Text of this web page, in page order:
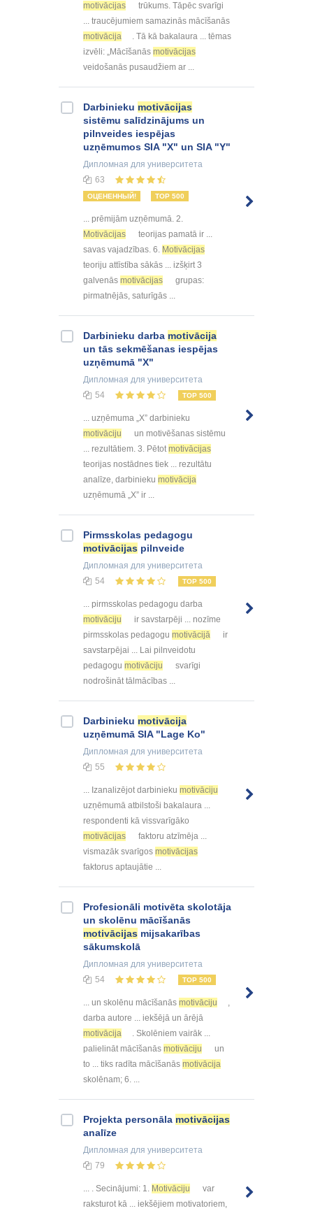
motivācijas
trūkums. Tāpēc svarīgi
... traucējumiem samazinās mācīšanās
motivācija
. Tā kā bakalaura ... tēmas
izvēli: „Mācīšanās motivācijas
veidošanās pusaudžiem ar ...
Darbinieku motivācijas
sistēmu salīdzinājums un
pilnveides iespējas
uzņēmumos SIA "X" un SIA "Y"
Дипломная для университета
63
ОЦЕНЕННЫЙ! TOP 500
... prēmijām uzņēmumā. 2.
Motivācijas
teorijas pamatā ir ...
savas vajadzības. 6. Motivācijas
teoriju attīstība sākās ... izšķirt 3
galvenās motivācijas
grupas:
pirmatnējās, saturīgās ...
Darbinieku darba motivācija
un tās sekmēšanas iespējas
uzņēmumā "X"
Дипломная для университета
54
TOP 500
... uzņēmuma „X” darbinieku
motivāciju
un motivēšanas sistēmu
... rezultātiem. 3. Pētot motivācijas
teorijas nostādnes tiek ... rezultātu
analīze, darbinieku motivācija
uzņēmumā „X” ir ...
Pirmsskolas pedagogu
motivācijas pilnveide
Дипломная для университета
54
TOP 500
... pirmsskolas pedagogu darba
motivāciju
ir savstarpēji ... nozīme
pirmsskolas pedagogu motivācijā
ir
savstarpējai ... Lai pilnveidotu
pedagogu motivāciju
svarīgi
nodrošināt tālmācības ...
Darbinieku motivācija
uzņēmumā SIA "Lage Ko"
Дипломная для университета
55
... Izanalizējot darbinieku motivāciju
uzņēmumā atbilstoši bakalaura ...
respondenti kā vissvarīgāko
motivācijas
faktoru atzīmēja ...
vismazāk svarīgos motivācijas
faktorus aptaujātie ...
Profesionāli motivēta skolotāja
un skolēnu mācīšanās
motivācijas mijsakarības
sākumskolā
Дипломная для университета
54
TOP 500
... un skolēnu mācīšanās motivāciju
,
darba autore ... iekšējā un ārējā
motivācija
. Skolēniem vairāk ...
palielināt mācīšanās motivāciju
un
to ... tiks radīta mācīšanās motivācija
skolēnam; 6. ...
Projekta personāla motivācijas
analīze
Дипломная для университета
79
... . Secinājumi: 1. Motivāciju
var
raksturot kā ... iekšējiem motivatoriem,